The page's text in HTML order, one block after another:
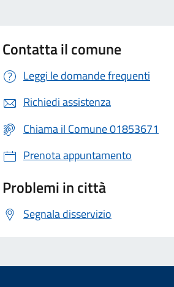
Contatta il comune
Leggi le domande frequenti
Richiedi assistenza
Chiama il Comune 01853671
Prenota appuntamento
Problemi in città
Segnala disservizio